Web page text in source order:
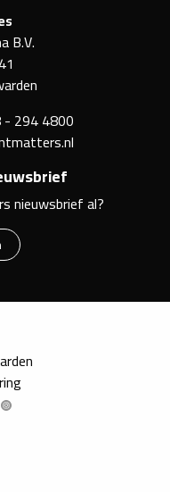
B.V.
294 4800
nieuwsbrief al?